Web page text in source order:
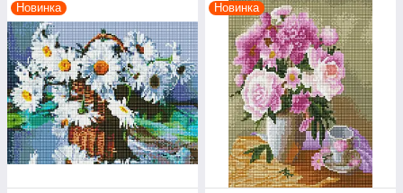
Новинка Новинка